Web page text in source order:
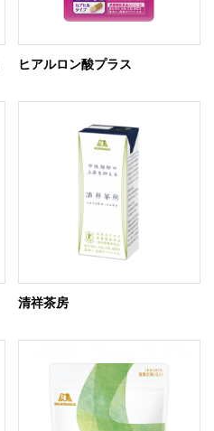
ヒアルロン酸プラス
清祥茶房